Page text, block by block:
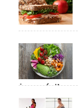
żywności!